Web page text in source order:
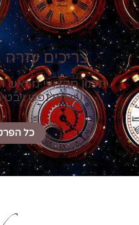
צריכים עזרה
תכנון מקצועי מראש
ועוגמת נפש
כל